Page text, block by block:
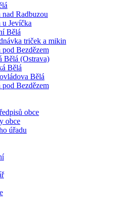
Radbuzou
u Jevíčka
Bělá
triček a mikin
pod Bezdězem
Bělá (Ostrava)
Bělá
Bělá
pod Bezdězem
obce
obce
úřadu